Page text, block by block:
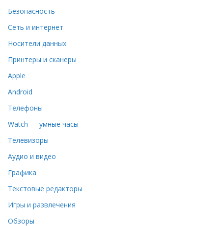
Безопасность
Сеть и интернет
Носители данных
Принтеры и сканеры
Apple
Android
Телефоны
Watch — умные часы
Телевизоры
Аудио и видео
Графика
Текстовые редакторы
Игры и развлечения
Обзоры